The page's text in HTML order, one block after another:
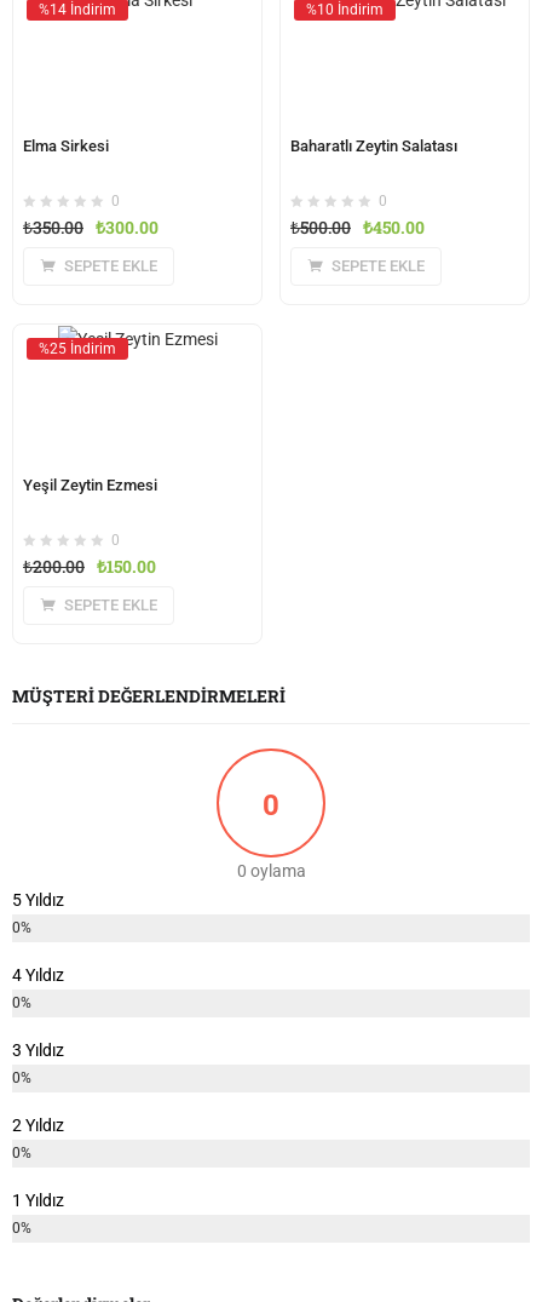
%14 İndirim
Elma Sirkesi
0
₺350.00 ₺300.00
SEPETE EKLE
%10 İndirim
Baharatlı Zeytin Salatası
0
₺500.00 ₺450.00
SEPETE EKLE
%25 İndirim
Yeşil Zeytin Ezmesi
0
₺200.00 ₺150.00
SEPETE EKLE
MÜŞTERI DEĞERLENDIRMELERI
0
0 oylama
5 Yıldız
0%
4 Yıldız
0%
3 Yıldız
0%
2 Yıldız
0%
1 Yıldız
0%